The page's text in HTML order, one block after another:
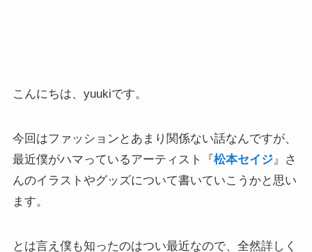
こんにちは、yuukiです。
今回はファッションとあまり関係ない話なんですが、
最近僕がハマっているアーティスト『 松本セイジ』さ
んのイラストやグッズについて書いていこうかと思い
ます。
とは言え僕も知ったのはつい最近なので、全然詳しく